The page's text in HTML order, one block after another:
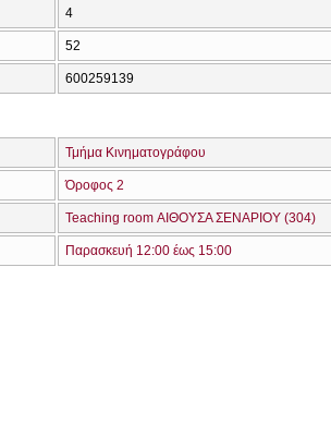
4
52
600259139
Τμήμα Κινηματογράφου
Όροφος 2
Teaching room ΑΙΘΟΥΣΑ ΣΕΝΑΡΙΟΥ (304)
Παρασκευή 12:00 έως 15:00